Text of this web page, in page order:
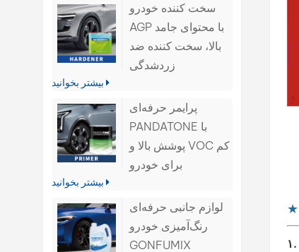
سخت کننده خودرو
AGP با محتوای جامد
بالا، سخت کننده ضد
زردشدگی
پرایمر حرفه‌ای
PANDATONE با
پوشش بالا و VOC کم
برای خودرو
لوازم جانبی حرفه‌ای
رنگ‌آمیزی خودرو
GONFUMIX
★